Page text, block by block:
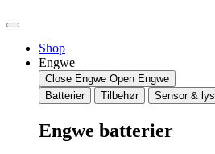
Shop
Engwe
Close Engwe Open Engwe
Batterier
Tilbehør Sensor & lys
Engwe batterier